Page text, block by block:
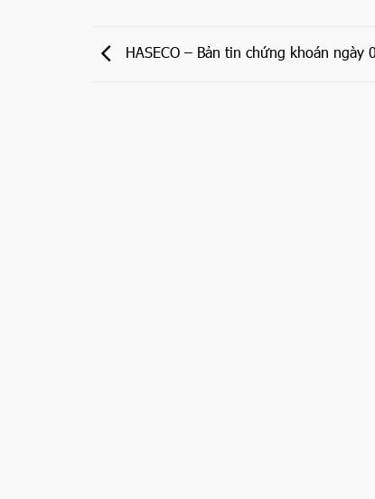
HASECO – Bản tin chứng khoán ngày